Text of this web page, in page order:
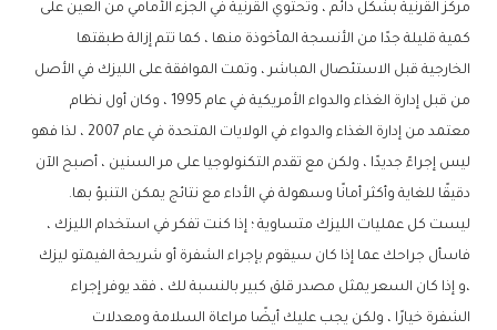
مركز القرنية بشكل دائم ، وتحتوي القرنية في الجزء الأمامي من العين على
كمية قليلة جدًا من الأنسجة المأخوذة منها ، كما تتم إزالة طبقتها
الخارجية قبل الاستئصال المباشر ، وتمت الموافقة على الليزك في الأصل
من قبل إدارة الغذاء والدواء الأمريكية في عام 1995 ، وكان أول نظام
معتمد من إدارة الغذاء والدواء في الولايات المتحدة في عام 2007 ، لذا فهو
ليس إجراءً جديدًا ، ولكن مع تقدم التكنولوجيا على مر السنين ، أصبح الآن
دقيقًا للغاية وأكثر أمانًا وسهولة في الأداء مع نتائج يمكن التنبؤ بها.
ليست كل عمليات الليزك متساوية ؛ إذا كنت تفكر في استخدام الليزك ،
فاسأل جراحك عما إذا كان سيقوم بإجراء الشفرة أو شريحة الفيمتو ليزك
،و إذا كان السعر يمثل مصدر قلق كبير بالنسبة لك ، فقد يوفر إجراء
الشفرة خيارًا ، ولكن يجب عليك أيضًا مراعاة السلامة ومعدلات